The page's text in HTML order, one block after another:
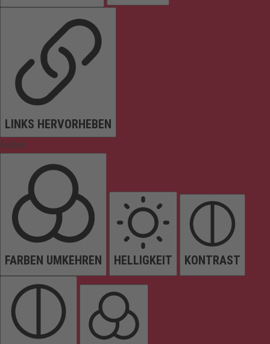
LINKS HERVORHEBEN
Farben
FARBEN UMKEHREN HELLIGKEIT KONTRAST